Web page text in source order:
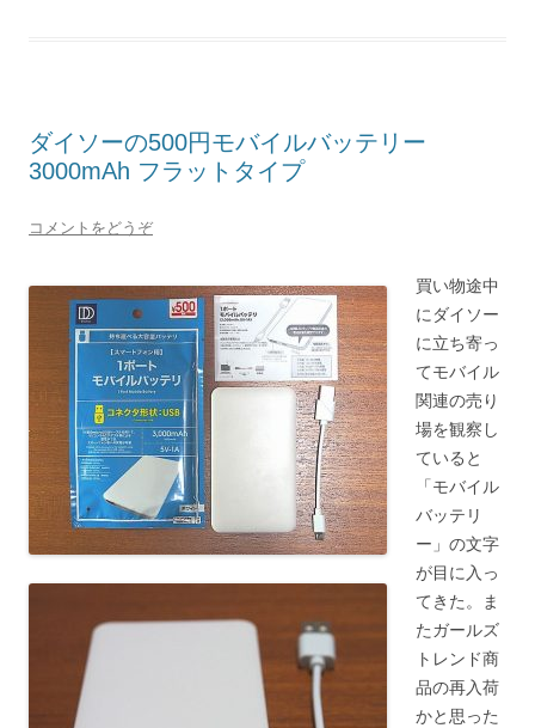
ダイソーの500円モバイルバッテリー
3000mAh フラットタイプ
コメントをどうぞ
買い物途中
にダイソー
に立ち寄っ
てモバイル
関連の売り
場を観察し
ていると
「モバイル
バッテリ
ー」の文字
が目に入っ
てきた。ま
たガールズ
トレンド商
品の再入荷
かと思った